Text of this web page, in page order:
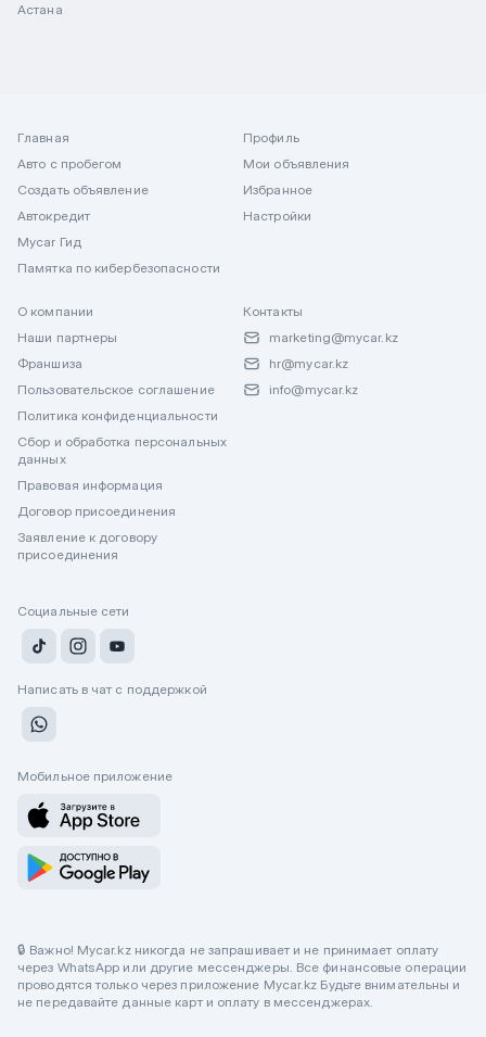
Астана
Главная
Авто с пробегом
Создать объявление
Автокредит
Mycar Гид
Памятка по кибербезопасности
Профиль
Мои объявления
Избранное
Настройки
О компании
Наши партнеры
Франшиза
Пользовательское соглашение
Политика конфиденциальности
Сбор и обработка персональных
данных
Правовая информация
Договор присоединения
Заявление к договору
присоединения
Контакты
marketing@mycar.kz
hr@mycar.kz
info@mycar.kz
Социальные сети
Написать в чат с поддержкой
Мобильное приложение
🔒 Важно! Mycar.kz никогда не запрашивает и не принимает оплату
через WhatsApp или другие мессенджеры. Все финансовые операции
проводятся только через приложение Mycar.kz Будьте внимательны и
не передавайте данные карт и оплату в мессенджерах.